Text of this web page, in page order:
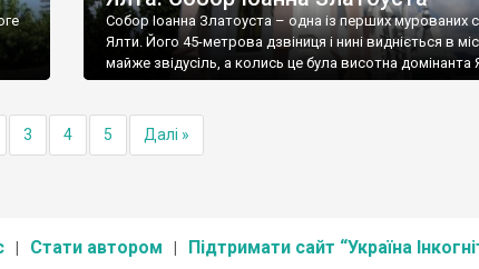
Собор Іоанна Златоуста – одна із перших мурованих
Ялти. Його 45-метрова дзвіниця і нині видніється в
майже звідусіль, а колись це була висотна домінанта
3 4 5 Далі »
Стати автором Підтримати сайт “Україна